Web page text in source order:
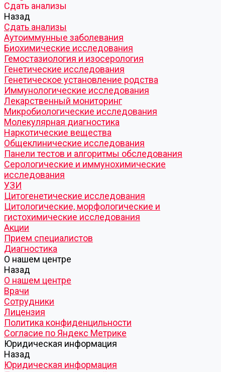
Cдать анализы
Назад
Cдать анализы
Аутоиммунные заболевания
Биохимические исследования
Гемостазиология и изосерология
Генетические исследования
Генетическое установление родства
Иммунологические исследования
Лекарственный мониторинг
Микробиологические исследования
Молекулярная диагностика
Наркотические вещества
Общеклинические исследования
Панели тестов и алгоритмы обследования
Серологические и иммунохимические
исследования
УЗИ
Цитогенетические исследования
Цитологические, морфологические и
гистохимические исследования
Акции
Прием специалистов
Диагностика
О нашем центре
Назад
О нашем центре
Врачи
Сотрудники
Лицензия
Политика конфиденцильности
Согласие по Яндекс Метрике
Юридическая информация
Назад
Юридическая информация